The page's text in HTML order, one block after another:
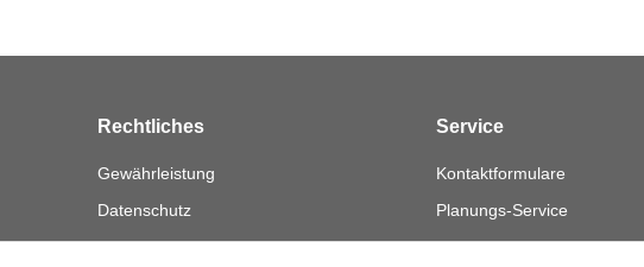
Rechtliches
Gewährleistung
Datenschutz
AGB
Service
Kontaktformulare
Planungs-Service
Montage-Service